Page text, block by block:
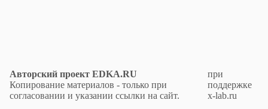
Авторский проект EDKA.RU
Копирование материалов - только при
согласовании и указании ссылки на сайт.
при
поддержке
x-lab.ru